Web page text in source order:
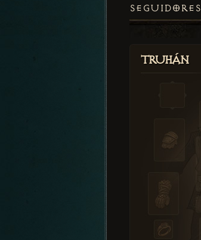
SEGUIDORES
Truhán